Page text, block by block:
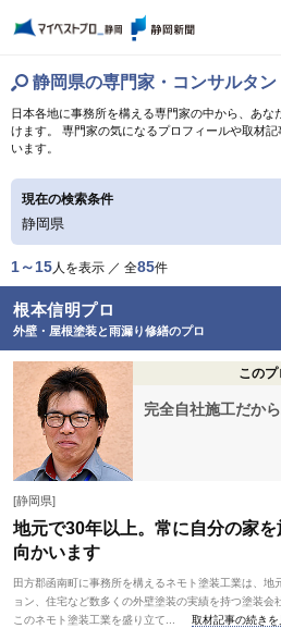
静岡県の専門家・コンサルタン
日本各地に事務所を構える専門家の中から、あ
けます。 専門家の気になるプロフィールや取材
います。
現在の検索条件
静岡県
1～15人を表示 ／ 全85件
根本信明プロ
外壁・屋根塗装と雨漏り修繕のプロ
この
完全自社施工だか
[静岡県]
地元で30年以上。常に自分の家
向かいます
田方郡函南町に事務所を構えるネモト塗装工業は、
ョン、住宅など数多くの外壁塗装の実績を持つ塗装会
このネモト塗装工業を盛り立て...
取材記事の続き